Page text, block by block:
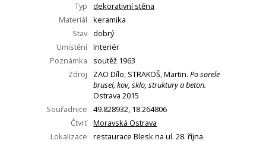
Typ
dekorativní stěna
Materiál
keramika
Stav dobrý
Umístění Interiér
Poznámka
soutěž 1963
Zdroj
ZAO Dílo; STRAKOŠ, Martin.Po sorele
brusel, kov, sklo, struktury a beton.
Ostrava 2015
Souřadnice
49.828932, 18.264806
Čtvrť Moravská Ostrava
Lokalizace
restaurace Blesk na ul. 28. října